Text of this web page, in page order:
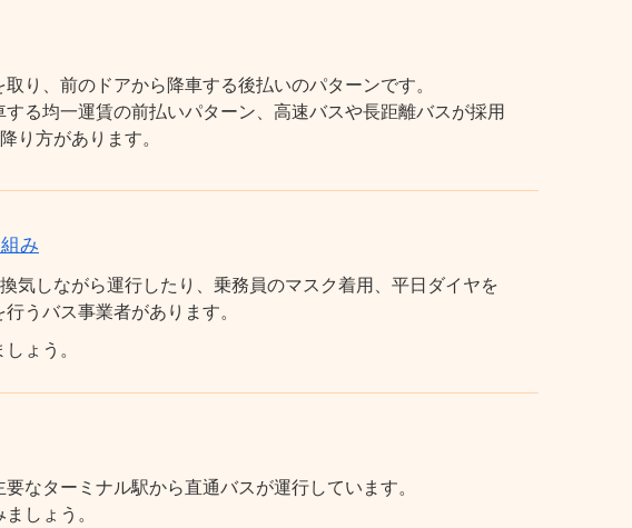
り、前のドアから降車する後払いのパターンです。
る均一運賃の前払いパターン、高速バスや長距離バスが採用
り方があります。
み
気しながら運行したり、乗務員のマスク着用、平日ダイヤを
うバス事業者があります。
ょう。
なターミナル駅から直通バスが運行しています。
しょう。